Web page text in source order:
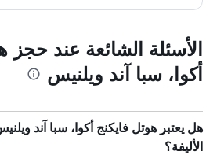
الأسئلة الشائعة عند حجز
أكوا، سبا آند ويلنيس
هل يعتبر هوتل فايكنج أكوا، سبا آند
الأليفة؟